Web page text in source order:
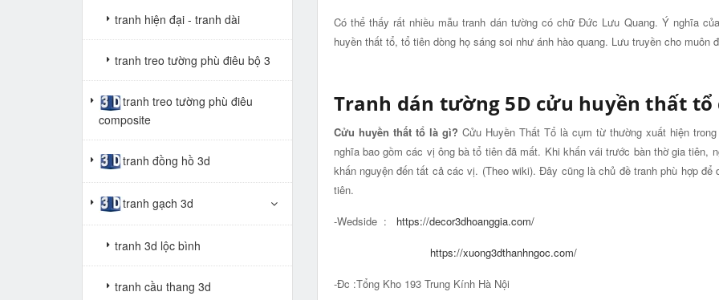
Có thể thấy rất nhiều mẫu tranh dán tường có chữ Đức Lưu Quang. Ý nghĩa
huyền thất tổ, tổ tiên dòng họ sáng soi như ánh hào quang. Lưu truyền cho muôn
Tranh dán tường 5D cửu huyền thất tổ
Cửu huyền thất tổ là gì? Cửu Huyền Thất Tổ là cụm từ thường xuất hiện
nghĩa bao gồm các vị ông bà tổ tiên đã mất. Khi khấn vái trước bàn thờ gia tiên,
khấn nguyện đến tất cả các vị. (Theo wiki). Đây cũng là chủ đề tranh phù hợp
tiên.
-Wedside : https://decor3dhoanggia.com/
https://xuong3dthanhngoc.com/
-Đc :Tổng Kho 193 Trung Kính Hà Nội
tranh hiện đại - tranh dài
tranh treo tường phù điêu bộ 3
tranh treo tường phù điêu
composite
tranh đồng hồ 3d
tranh gạch 3d
tranh 3d lộc bình
tranh cầu thang 3d